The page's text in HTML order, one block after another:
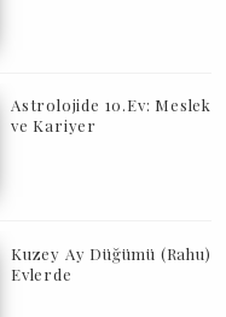
Astrolojide 10.Ev: Meslek
ve Kariyer
Kuzey Ay Düğümü (Rahu)
Evlerde